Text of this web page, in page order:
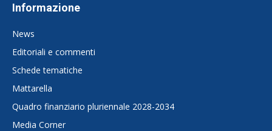
Informazione
News
Editoriali e commenti
Schede tematiche
Mattarella
Quadro finanziario pluriennale 2028-2034
Media Corner